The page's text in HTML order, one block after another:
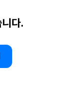
다.